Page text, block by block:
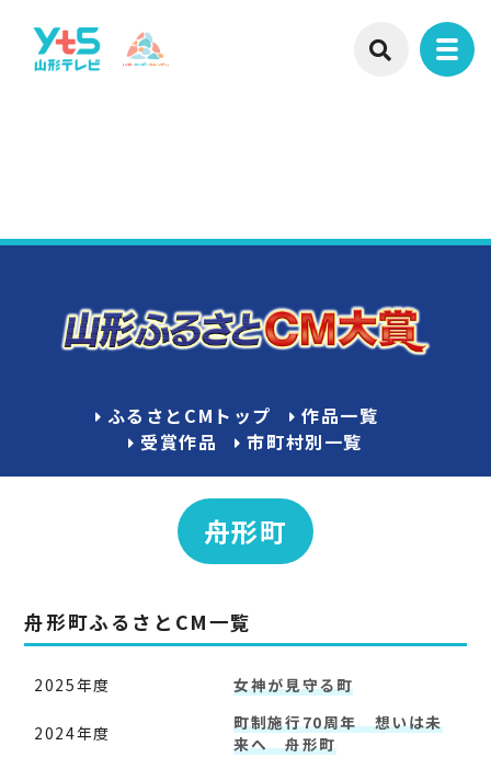
ふるさとCMトップ
作品一覧
受賞作品
市町村別一覧
舟形町
舟形町ふるさとCM一覧
2025年度 女神が見守る町
2024年度
町制施行70周年 想いは未
来へ 舟形町